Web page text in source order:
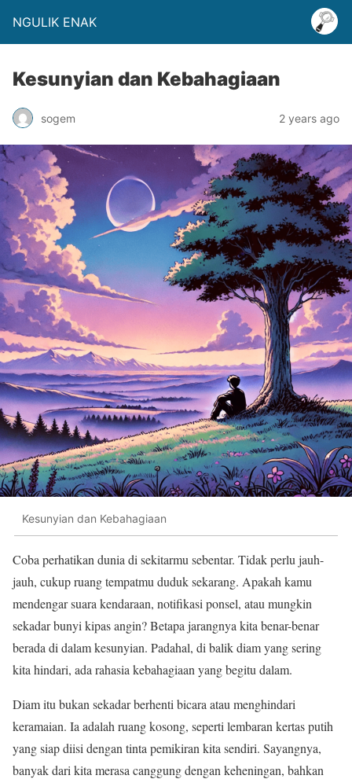
NGULIK ENAK
Kesunyian dan Kebahagiaan
sogem 2 years ago
Kesunyian dan Kebahagiaan
Coba perhatikan dunia di sekitarmu sebentar. Tidak perlu jauh-
jauh, cukup ruang tempatmu duduk sekarang. Apakah kamu
mendengar suara kendaraan, notifikasi ponsel, atau mungkin
sekadar bunyi kipas angin? Betapa jarangnya kita benar-benar
berada di dalam kesunyian. Padahal, di balik diam yang sering
kita hindari, ada rahasia kebahagiaan yang begitu dalam.
Diam itu bukan sekadar berhenti bicara atau menghindari
keramaian. Ia adalah ruang kosong, seperti lembaran kertas putih
yang siap diisi dengan tinta pemikiran kita sendiri. Sayangnya,
banyak dari kita merasa canggung dengan keheningan, bahkan